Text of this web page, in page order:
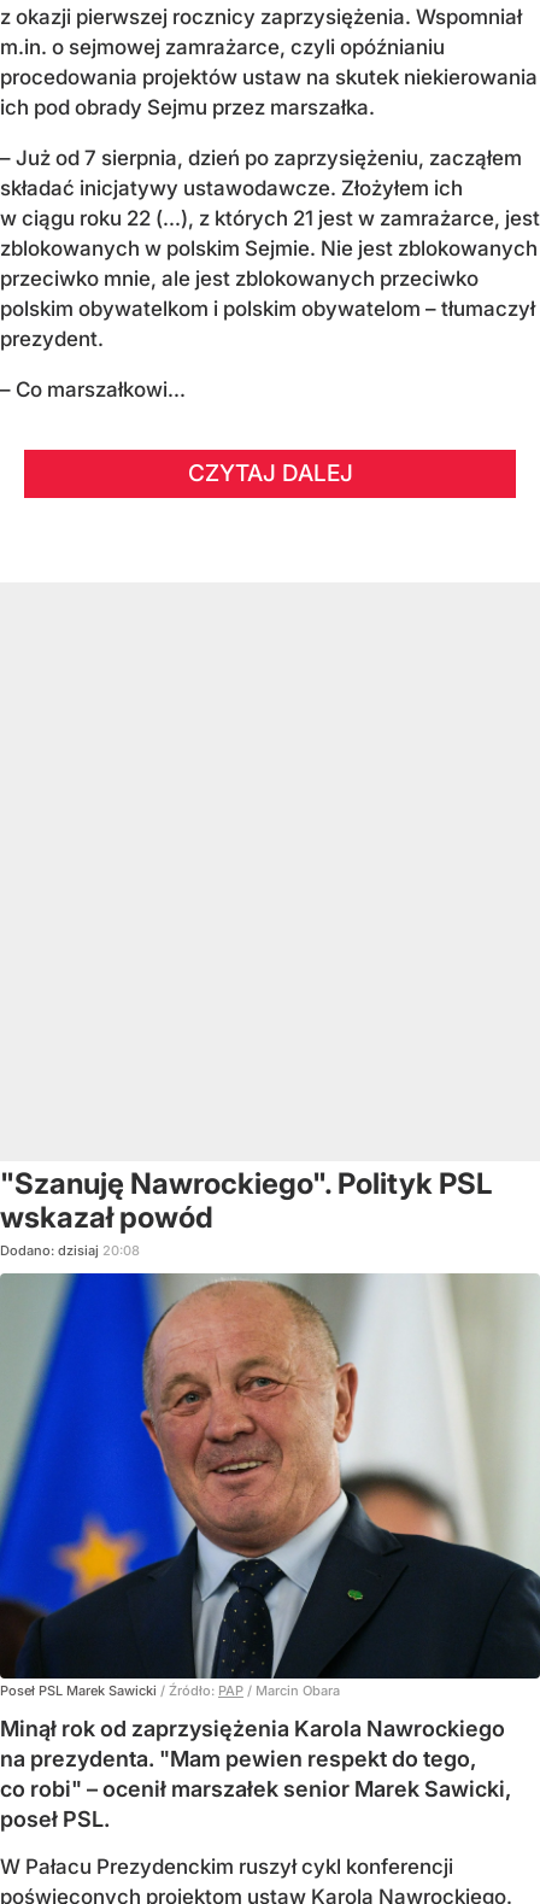
z okazji pierwszej rocznicy zaprzysiężenia. Wspomniał
m.in. o sejmowej zamrażarce, czyli opóźnianiu
procedowania projektów ustaw na skutek niekierowania
ich pod obrady Sejmu przez marszałka.
– Już od 7 sierpnia, dzień po zaprzysiężeniu, zacząłem
składać inicjatywy ustawodawcze. Złożyłem ich
w ciągu roku 22 (...), z których 21 jest w zamrażarce, jest
zblokowanych w polskim Sejmie. Nie jest zblokowanych
przeciwko mnie, ale jest zblokowanych przeciwko
polskim obywatelkom i polskim obywatelom – tłumaczył
prezydent.
– Co marszałkowi...
CZYTAJ DALEJ
"Szanuję Nawrockiego". Polityk PSL
wskazał powód
Dodano: dzisiaj 20:08
Poseł PSL Marek Sawicki / Źródło: PAP / Marcin Obara
Minął rok od zaprzysiężenia Karola Nawrockiego
na prezydenta. "Mam pewien respekt do tego,
co robi" – ocenił marszałek senior Marek Sawicki,
poseł PSL.
W Pałacu Prezydenckim ruszył cykl konferencji
poświęconych projektom ustaw Karola Nawrockiego.